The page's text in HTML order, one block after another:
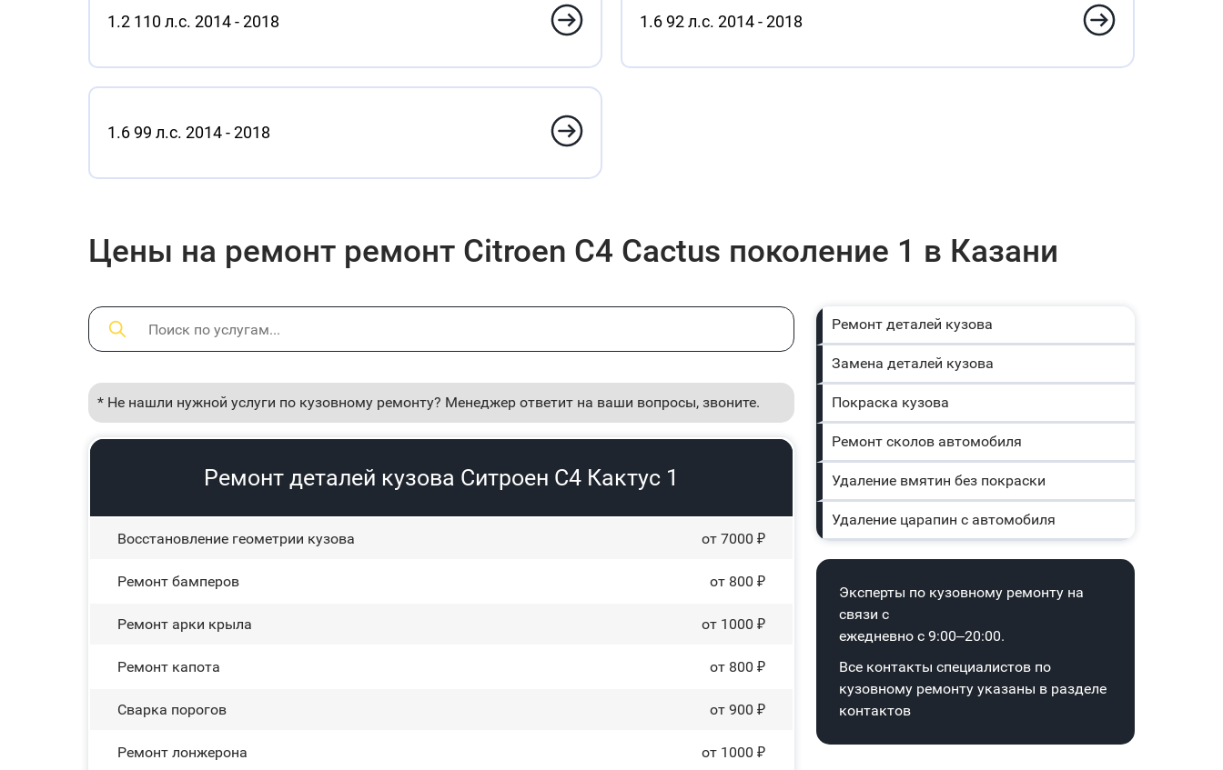
1.2 110 л.с. 2014 - 2018 1.6 92 л.с. 2014 - 2018
1.6 99 л.с. 2014 - 2018
Цены на ремонт ремонт Citroen C4 Cactus поколение 1 в Казани
* Не нашли нужной услуги по кузовному ремонту? Менеджер ответит на ваши вопросы, звоните.
Ремонт деталей кузова Ситроен С4 Кактус 1
Восстановление геометрии кузова от 7000 ₽
Ремонт бамперов от 800 ₽
Ремонт арки крыла от 1000 ₽
Ремонт капота от 800 ₽
Сварка порогов от 900 ₽
Ремонт лонжерона от 1000 ₽
Ремонт деталей кузова
Замена деталей кузова
Покраска кузова
Ремонт сколов автомобиля
Удаление вмятин без покраски
Удаление царапин с автомобиля
Эксперты по кузовному ремонту на
связи с
ежедневно с 9:00–20:00.
Все контакты специалистов по
кузовному ремонту указаны в разделе
контактов